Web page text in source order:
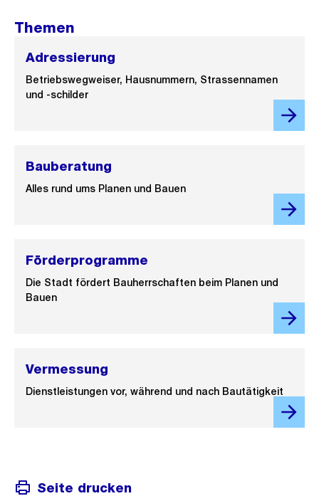
Themen
Adressierung
Betriebswegweiser, Hausnummern, Strassennamen
und -schilder
Bauberatung
Alles rund ums Planen und Bauen
Förderprogramme
Die Stadt fördert Bauherrschaften beim Planen und
Bauen
Vermessung
Dienstleistungen vor, während und nach Bautätigkeit
Seite drucken